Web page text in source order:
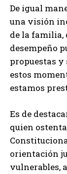
De igual
una visión
de la familia,
desempeño
propuestas y
estos
estamos
Es de
quien
orientación
vulnerables,